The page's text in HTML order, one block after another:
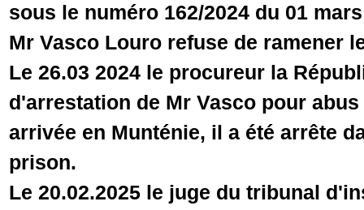
sous le numéro 162/2024 du 01
Mr Vasco Louro refuse de ramener
Le 26.03 2024 le procureur la
d'arrestation de Mr Vasco pour
arrivée en Munténie, il a été arrête
prison.
Le 20.02.2025 le juge du tribunal